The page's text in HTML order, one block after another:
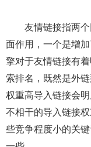
友情链接指两个
面作用，一个是增
擎对于友情链接有
索排名，既然是外
权重高导入链接会
不相干的导入链接
些竞争程度小的关